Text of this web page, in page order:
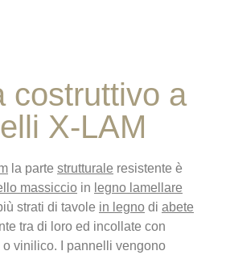
costruttivo a
X-LAM
la parte strutturale resistente è
massiccio in legno lamellare
strati di tavole in legno di abete
tra di loro ed incollate con
vinilico. I pannelli vengono